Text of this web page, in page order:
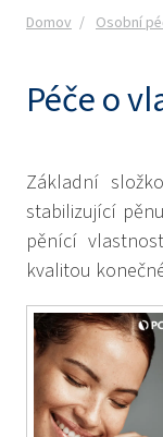
Domov Osobní
Péče o
Základní
stabilizující
pěnící
kvalitou